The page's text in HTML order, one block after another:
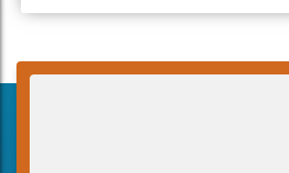
Útil:
235.50m² Terreno: 180.00m²